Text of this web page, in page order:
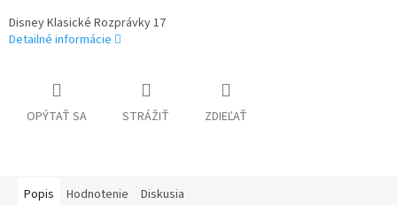
Disney Klasické Rozprávky 17
Detailné informácie
OPÝTAŤ SA STRÁŽIŤ ZDIEĽAŤ
Popis Hodnotenie Diskusia